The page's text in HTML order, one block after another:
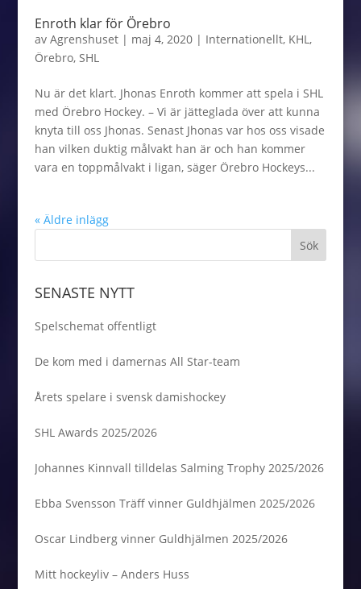
Enroth klar för Örebro
av Agrenshuset| maj 4, 2020| Internationellt, KHL,
Örebro, SHL
Nu är det klart. Jhonas Enroth kommer att spela i SHL
med Örebro Hockey. – Vi är jätteglada över att kunna
knyta till oss Jhonas. Senast Jhonas var hos oss visade
han vilken duktig målvakt han är och han kommer
vara en toppmålvakt i ligan, säger Örebro Hockeys...
« Äldre inlägg
SENASTE NYTT
Spelschemat offentligt
De kom med i damernas All Star-team
Årets spelare i svensk damishockey
SHL Awards 2025/2026
Johannes Kinnvall tilldelas Salming Trophy 2025/2026
Ebba Svensson Träff vinner Guldhjälmen 2025/2026
Oscar Lindberg vinner Guldhjälmen 2025/2026
Mitt hockeyliv – Anders Huss